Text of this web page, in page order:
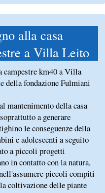
alla casa
a Villa Leito
campestre km40 a Villa
della fondazione Fulmiani
mantenimento della casa
a generare
le conseguenze della
e adolescenti a seguito
a piccoli progetti
in contatto con la natura,
piccoli compiti
coltivazione delle piante